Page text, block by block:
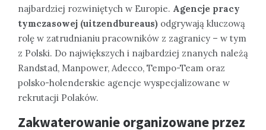
najbardziej rozwiniętych w Europie. Agencje pracy
tymczasowej (uitzendbureaus) odgrywają kluczową
rolę w zatrudnianiu pracowników z zagranicy – w tym
z Polski. Do największych i najbardziej znanych należą
Randstad, Manpower, Adecco, Tempo-Team oraz
polsko-holenderskie agencje wyspecjalizowane w
rekrutacji Polaków.
Zakwaterowanie organizowane przez